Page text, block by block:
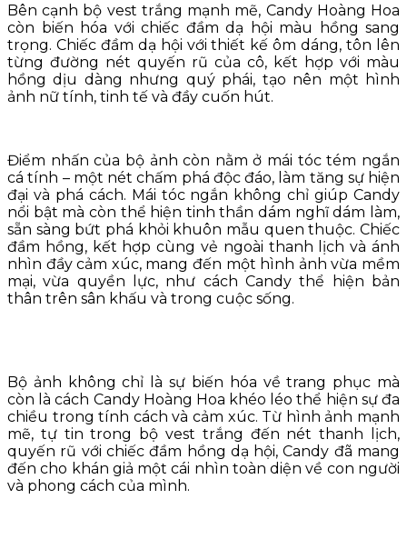
Bên cạnh bộ vest trắng mạnh mẽ, Candy Hoàng Hoa
còn biến hóa với chiếc đầm dạ hội màu hồng sang
trọng. Chiếc đầm dạ hội với thiết kế ôm dáng, tôn lên
từng đường nét quyến rũ của cô, kết hợp với màu
hồng dịu dàng nhưng quý phái, tạo nên một hình
ảnh nữ tính, tinh tế và đầy cuốn hút.
Điểm nhấn của bộ ảnh còn nằm ở mái tóc tém ngắn
cá tính – một nét chấm phá độc đáo, làm tăng sự hiện
đại và phá cách. Mái tóc ngắn không chỉ giúp Candy
nổi bật mà còn thể hiện tinh thần dám nghĩ dám làm,
sẵn sàng bứt phá khỏi khuôn mẫu quen thuộc. Chiếc
đầm hồng, kết hợp cùng vẻ ngoài thanh lịch và ánh
nhìn đầy cảm xúc, mang đến một hình ảnh vừa mềm
mại, vừa quyền lực, như cách Candy thể hiện bản
thân trên sân khấu và trong cuộc sống.
Bộ ảnh không chỉ là sự biến hóa về trang phục mà
còn là cách Candy Hoàng Hoa khéo léo thể hiện sự đa
chiều trong tính cách và cảm xúc. Từ hình ảnh mạnh
mẽ, tự tin trong bộ vest trắng đến nét thanh lịch,
quyến rũ với chiếc đầm hồng dạ hội, Candy đã mang
đến cho khán giả một cái nhìn toàn diện về con người
và phong cách của mình.